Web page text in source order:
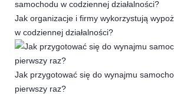
Jak organizacje i firmy wykorzystują
w codziennej działalności?
Jak przygotować się do wynajmu
pierwszy raz?